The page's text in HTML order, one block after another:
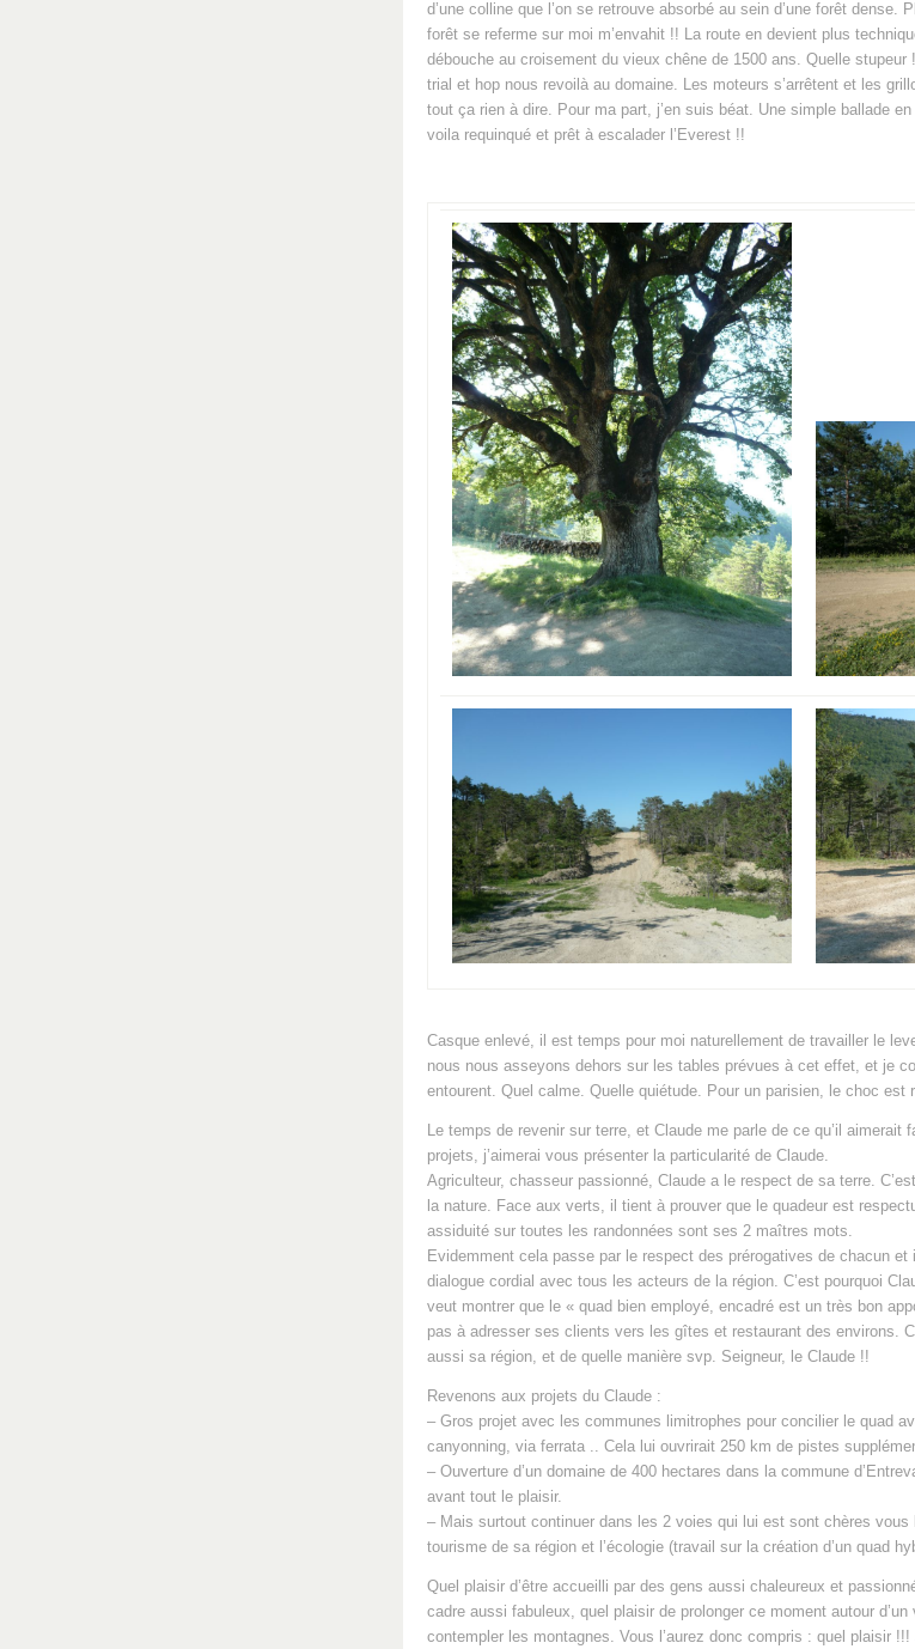
d’une colline que l’on se retrouve absorbé au sein d’une forêt dense.
forêt se referme sur moi m’envahit !! La route en devient plus
débouche au croisement du vieux chêne de 1500 ans. Quelle stupeur
trial et hop nous revoilà au domaine. Les moteurs s’arrêtent et les
tout ça rien à dire. Pour ma part, j’en suis béat. Une simple ballade
voila requinqué et prêt à escalader l’Everest !!
Casque enlevé, il est temps pour moi naturellement de travailler le
nous nous asseyons dehors sur les tables prévues à cet effet, et je
entourent. Quel calme. Quelle quiétude. Pour un parisien, le choc est
Le temps de revenir sur terre, et Claude me parle de ce qu’il aimerait
projets, j’aimerai vous présenter la particularité de Claude.
Agriculteur, chasseur passionné, Claude a le respect de sa terre.
la nature. Face aux verts, il tient à prouver que le quadeur est
assiduité sur toutes les randonnées sont ses 2 maîtres mots.
Evidemment cela passe par le respect des prérogatives de chacun et
dialogue cordial avec tous les acteurs de la région. C’est pourquoi
veut montrer que le « quad bien employé, encadré est un très bon
pas à adresser ses clients vers les gîtes et restaurant des environs.
aussi sa région, et de quelle manière svp. Seigneur, le Claude !!
Revenons aux projets du Claude :
– Gros projet avec les communes limitrophes pour concilier le quad
canyonning, via ferrata .. Cela lui ouvrirait 250 km de pistes
– Ouverture d’un domaine de 400 hectares dans la commune
avant tout le plaisir.
– Mais surtout continuer dans les 2 voies qui lui est sont chères vous
tourisme de sa région et l’écologie (travail sur la création d’un quad
Quel plaisir d’être accueilli par des gens aussi chaleureux et
cadre aussi fabuleux, quel plaisir de prolonger ce moment autour
contempler les montagnes. Vous l’aurez donc compris : quel plaisir